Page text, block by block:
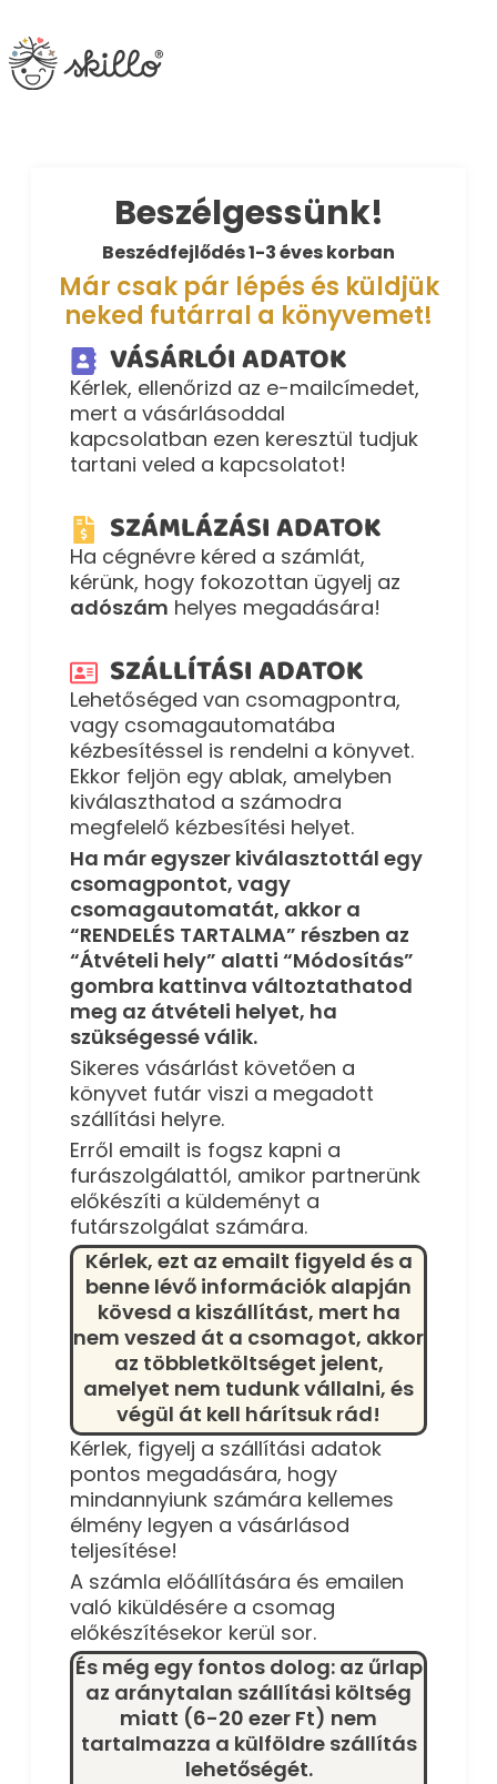
Beszélgessünk!
Beszédfejlődés 1-3 éves korban
Már csak pár lépés és küldjük
neked futárral a könyvemet!
VÁSÁRLÓI ADATOK
Kérlek, ellenőrizd az e-mailcímedet,
mert a vásárlásoddal
kapcsolatban ezen keresztül tudjuk
tartani veled a kapcsolatot!
SZÁMLÁZÁSI ADATOK
Ha cégnévre kéred a számlát,
kérünk, hogy fokozottan ügyelj az
adószám helyes megadására!
SZÁLLÍTÁSI ADATOK
Lehetőséged van csomagpontra,
vagy csomagautomatába
kézbesítéssel is rendelni a könyvet.
Ekkor feljön egy ablak, amelyben
kiválaszthatod a számodra
megfelelő kézbesítési helyet.
Ha már egyszer kiválasztottál egy
csomagpontot, vagy
csomagautomatát, akkor a
“RENDELÉS TARTALMA” részben az
“Átvételi hely” alatti “Módosítás”
gombra kattinva változtathatod
meg az átvételi helyet, ha
szükségessé válik.
Sikeres vásárlást követően a
könyvet futár viszi a megadott
szállítási helyre.
Erről emailt is fogsz kapni a
furászolgálattól, amikor partnerünk
előkészíti a küldeményt a
futárszolgálat számára.
Kérlek, ezt az emailt figyeld és a
benne lévő információk alapján
kövesd a kiszállítást, mert ha
nem veszed át a csomagot, akkor
az többletköltséget jelent,
amelyet nem tudunk vállalni, és
végül át kell hárítsuk rád!
Kérlek, figyelj a szállítási adatok
pontos megadására, hogy
mindannyiunk számára kellemes
élmény legyen a vásárlásod
teljesítése!
A számla előállítására és emailen
való kiküldésére a csomag
előkészítésekor kerül sor.
És még egy fontos dolog: az űrlap
az aránytalan szállítási költség
miatt (6-20 ezer Ft) nem
tartalmazza a külföldre szállítás
lehetőségét.